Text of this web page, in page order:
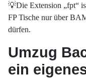
💡Die Extension „fpt“
FP Tische nur über
dürfen.
Umzug
ein